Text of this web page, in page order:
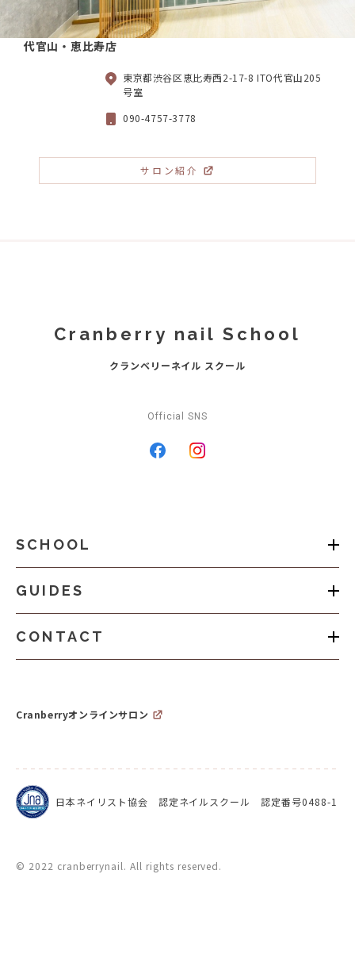
代官山・恵比寿店
東京都渋谷区恵比寿西2-17-8 ITO代官山205
号室
090-4757-3778
サロン紹介
Cranberry nail School
クランベリーネイル スクール
Official SNS
SCHOOL
GUIDES
CONTACT
Cranberryオンラインサロン
© 2022 cranberrynail. All rights reserved.
日本ネイリスト協会 認定ネイルスクール 認定番号0488-1